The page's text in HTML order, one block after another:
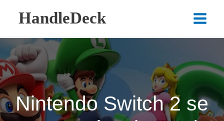
contenido
HandleDeck
Main
Nintendo Switch 2 se